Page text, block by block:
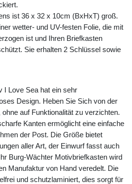
ist 36 x 32 x 10cm (BxHxT) groß.
wetter- und UV-festen Folie, die mit
ist und Ihren Briefkasten
Sie erhalten 2 Schlüssel sowie
I Love Sea hat ein sehr
Design. Heben Sie Sich von der
auf Funktionalität zu verzichten.
Kanten ermöglicht eine einfache
der Post. Die Größe bietet
aller Art, der Einwurf fasst auch
Burg-Wächter Motivbriefkasten wird
Manufaktur von Hand veredelt. Die
und schutzlaminiert, dies sorgt für